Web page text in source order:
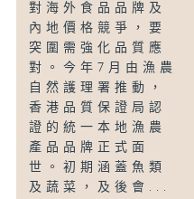
對海外食品品牌及
內地價格競爭，要
突圍需強化品質應
對。今年7月由漁農
自然護理署推動，
香港品質保證局認
證的統一本地漁農
產品品牌正式面
世。初期涵蓋魚類
及蔬菜，及後會...